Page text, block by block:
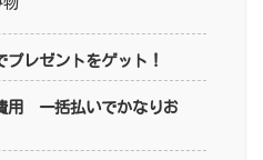
レゼントをゲット！
用 一括払いでかなりお